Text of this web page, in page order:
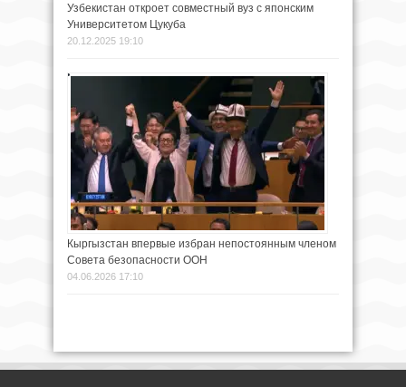
Узбекистан откроет совместный вуз с японским
Университетом Цукуба
20.12.2025 19:10
Кыргызстан впервые избран непостоянным членом
Совета безопасности ООН
04.06.2026 17:10